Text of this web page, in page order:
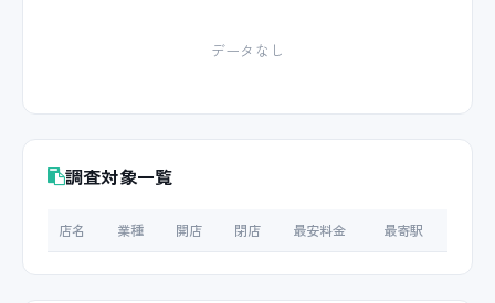
データなし
調査対象一覧
店名 業種 開店 閉店 最安料金 最寄駅